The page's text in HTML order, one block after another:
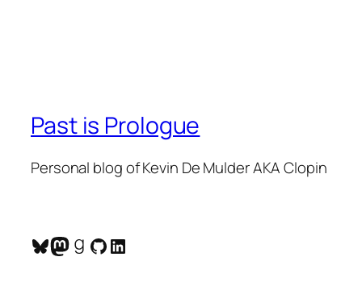
Past is Prologue
Personal blog of Kevin De Mulder AKA Clopin
Bluesky
Mastodon
Goodreads
GitHub
LinkedIn